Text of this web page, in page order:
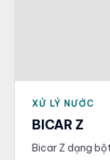
XỬ LÝ NƯỚC
BICAR Z
Bicar Z dạng